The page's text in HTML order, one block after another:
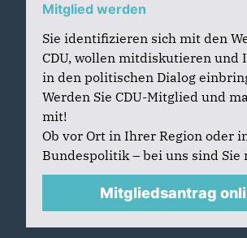
Mitglied werden
Sie identifizieren sich mit den
CDU, wollen mitdiskutieren und
in den politischen Dialog
Werden Sie CDU-Mitglied und
mit!
Ob vor Ort in Ihrer Region oder
Bundespolitik – bei uns sind Sie
Mitgliedsantrag